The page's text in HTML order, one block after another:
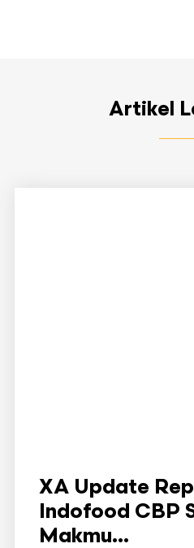
Artikel
XA Update
Indofood CBP
Makmu...